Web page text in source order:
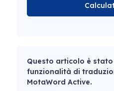
Questo articolo è
funzionalità di
MotaWord Active.